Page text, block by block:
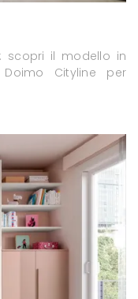
scopri il modello in
Cityline per